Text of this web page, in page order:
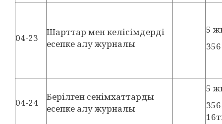
04-23
Шарттар мен келісімдерді
есепке алу журналы
5
04-24
Берілген сенімхаттарды
есепке алу журналы
5